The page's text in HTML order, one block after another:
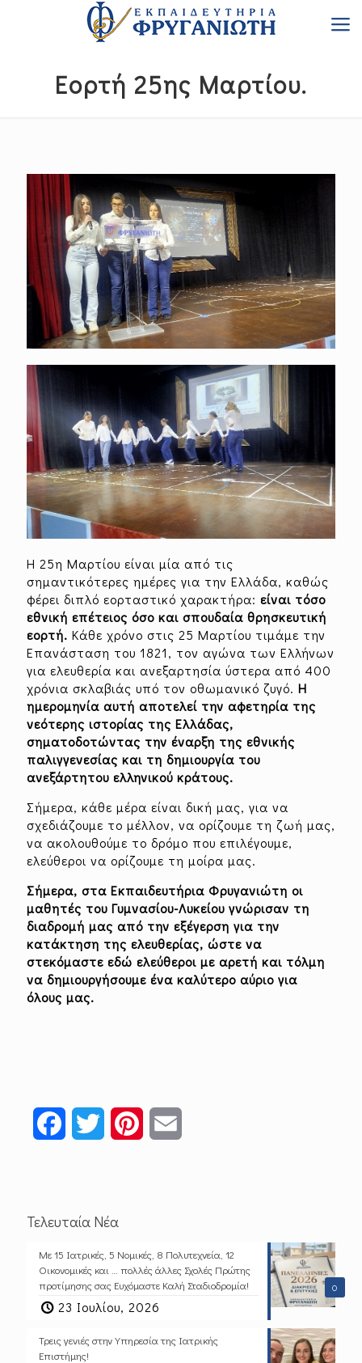
Εορτή 25ης Μαρτίου.
Η 25η Μαρτίου είναι μία από τις
σημαντικότερες ημέρες για την Ελλάδα, καθώς
φέρει διπλό εορταστικό χαρακτήρα: είναι τόσο
εθνική επέτειος όσο και σπουδαία θρησκευτική
εορτή. Κάθε χρόνο στις 25 Μαρτίου τιμάμε την
Επανάσταση του 1821, τον αγώνα των Ελλήνων
για ελευθερία και ανεξαρτησία ύστερα από 400
χρόνια σκλαβιάς υπό τον οθωμανικό ζυγό. Η
ημερομηνία αυτή αποτελεί την αφετηρία της
νεότερης ιστορίας της Ελλάδας,
σηματοδοτώντας την έναρξη της εθνικής
παλιγγενεσίας και τη δημιουργία του
ανεξάρτητου ελληνικού κράτους.
Σήμερα, κάθε μέρα είναι δική μας, για να
σχεδιάζουμε το μέλλον, να ορίζουμε τη ζωή μας,
να ακολουθούμε το δρόμο που επιλέγουμε,
ελεύθεροι να ορίζουμε τη μοίρα μας.
Σήμερα, στα Εκπαιδευτήρια Φρυγανιώτη οι
μαθητές του Γυμνασίου-Λυκείου γνώρισαν τη
διαδρομή μας από την εξέγερση για την
κατάκτηση της ελευθερίας, ώστε να
στεκόμαστε εδώ ελεύθεροι με αρετή και τόλμη
να δημιουργήσουμε ένα καλύτερο αύριο για
όλους μας.
FacebookTwitter Pinterest
Τελευταία Νέα
0
Με 15 Ιατρικές, 5 Νομικές, 8 Πολυτεχνεία, 12
Οικονομικές και … πολλές άλλες Σχολές Πρώτης
προτίμησης σας Ευχόμαστε Καλή Σταδιοδρομία!
23 Ιουλίου, 2026
Τρεις γενιές στην Υπηρεσία της Ιατρικής
Επιστήμης!